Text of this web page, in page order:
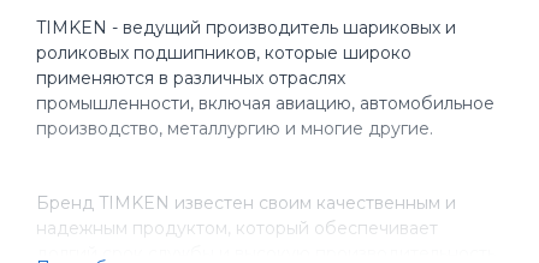
TIMKEN - ведущий производитель шариковых и
роликовых подшипников, которые широко
применяются в различных отраслях
промышленности, включая авиацию, автомобильное
производство, металлургию и многие другие.
Бренд TIMKEN известен своим качественным и
надежным продуктом, который обеспечивает